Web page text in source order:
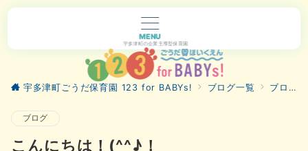
MENU
宇多津町の企業主導型保育園
宇多津町ごうだ保育園 123 for BABYs! ブログ一覧 ブログ
ブログ
こんにちは！(^^♪！